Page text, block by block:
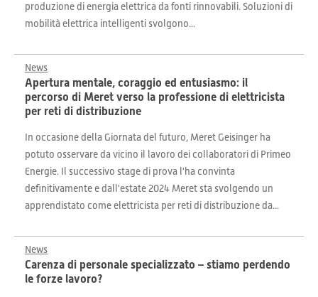
produzione di energia elettrica da fonti rinnovabili. Soluzioni di
mobilità elettrica intelligenti svolgono...
News
Apertura mentale, coraggio ed entusiasmo: il
percorso di Meret verso la professione di elettricista
per reti di distribuzione
In occasione della Giornata del futuro, Meret Geisinger ha
potuto osservare da vicino il lavoro dei collaboratori di Primeo
Energie. Il successivo stage di prova l'ha convinta
definitivamente e dall'estate 2024 Meret sta svolgendo un
apprendistato come elettricista per reti di distribuzione da...
News
Carenza di personale specializzato – stiamo perdendo
le forze lavoro?